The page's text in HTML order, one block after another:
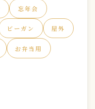
忘年会
ビーガン 屋外
お弁当用